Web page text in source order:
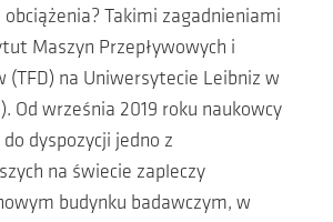
Takimi zagadnieniami
Maszyn Przepływowych i
(TFD) na Uniwersytecie Leibniz w
Od września 2019 roku naukowcy
dyspozycji jedno z
na świecie zapleczy
budynku badawczym, w